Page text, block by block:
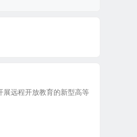
展远程开放教育的新型高等